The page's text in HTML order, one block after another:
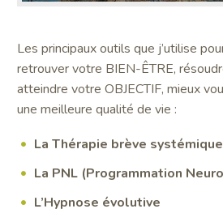
Les principaux outils que j’utilise
retrouver votre BIEN-ÊTRE,
atteindre votre OBJECTIF, mieux
une meilleure qualité de vie :
La Thérapie brève
La PNL (Programmation
L’Hypnose évolutive